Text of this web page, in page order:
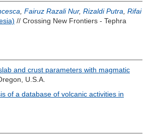
Fairuz Razali Nur, Rizaldi Putra Rifai
// Crossing New Frontiers - Tephra
and crust parameters with magmatic
U.S.A.
of a database of volcanic activities in